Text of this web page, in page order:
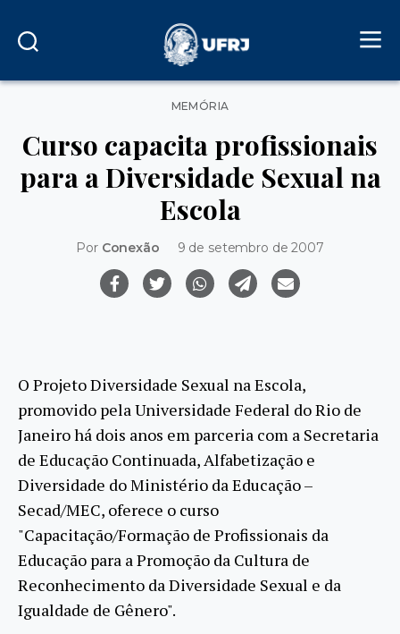
Categorias
MEMÓRIA
Curso capacita profissionais
para a Diversidade Sexual na
Escola
Por Conexão 9 de setembro de 2007
O Projeto Diversidade Sexual na Escola,
promovido pela Universidade Federal do Rio de
Janeiro há dois anos em parceria com a Secretaria
de Educação Continuada, Alfabetização e
Diversidade do Ministério da Educação –
Secad/MEC, oferece o curso
"Capacitação/Formação de Profissionais da
Educação para a Promoção da Cultura de
Reconhecimento da Diversidade Sexual e da
Igualdade de Gênero".